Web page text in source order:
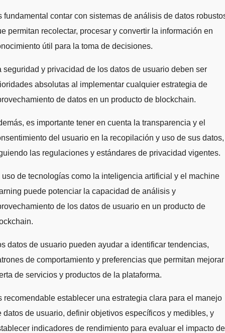
fundamental contar con sistemas de análisis de datos
permitan recolectar, procesar y convertir la información en
útil para la toma de decisiones.
seguridad y privacidad de los datos de usuario deben ser
absolutas al implementar cualquier estrategia de
de datos en un producto de blockchain.
es importante tener en cuenta la transparencia y el
del usuario en la recopilación y uso de sus datos,
las regulaciones y estándares de privacidad vigentes.
uso de tecnologías como la inteligencia artificial y el machine
puede potenciar la capacidad de análisis y
de los datos de usuario en un producto de
datos de usuario pueden ayudar a identificar tendencias,
de comportamiento y preferencias que permitan
de servicios y productos de la plataforma.
recomendable establecer una estrategia clara para el manejo
datos de usuario, definir objetivos específicos y medibles, y
indicadores de rendimiento para evaluar el impacto de